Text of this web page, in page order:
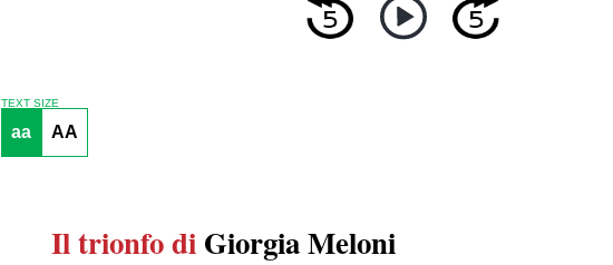
TEXT SIZE
aa AA
Il trionfo di Giorgia Meloni